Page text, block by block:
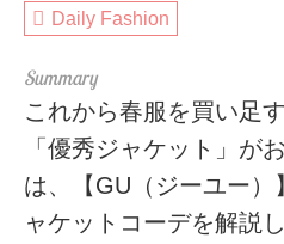
Daily Fashion
これから春服を買い足
「優秀ジャケット」が
は、【GU（ジーユー）
ャケットコーデを解説